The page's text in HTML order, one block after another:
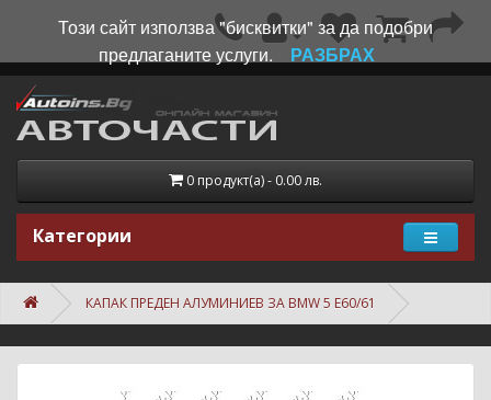
0 продукт(а) - 0.00 лв.
Категории
КАПАК ПРЕДЕН АЛУМИНИЕВ ЗА BMW 5 E60/61
Този сайт използва "бисквитки" за да подобри
предлаганите услуги.
РАЗБРАХ